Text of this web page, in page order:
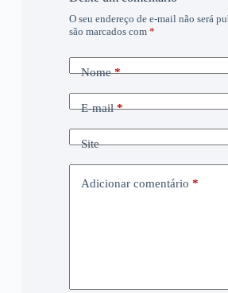
O seu endereço de e-mail não será
são marcados com *
Nome*
E-mail*
Site
Adicionar comentário *